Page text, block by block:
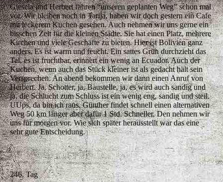
Giesela und Herbert fahren “unseren geplanten Weg” schon mal
vor. Wir bleiben noch in Tarija, haben wir doch gestern ein Cafe
mit leckerem Kuchen gesehen. Auch nehmen wir uns gerne ein
bisschen Zeit für die kleinen Städte. Sie hat einen Platz, mehrere
Kirchen und viele Geschäfte zu bieten. Hier ist Bolivien ganz
anders. Es ist warm und feucht. Ein sattes Grün durchzieht das
Tal, es ist fruchtbar, erinnert ein wenig an Ecuador. Auch der
Kuchen, wenn auch das Stück kleiner ist als gedacht hält sein
Versprechen. An abend bekommen wir dann einen Anruf von
Herbert. Ja, Schotter, ja, Baustelle, ja, es wird auch sandig und
ja, die Schlucht zum Schluss ist ein wenig eng, sandig und steil.
UUps, da bin ich raus. Günther findet schnell einen alternativen
Weg 50 km länger aber dafür 1 Std. Schneller. Den nehmen wir
uns für morgen vor. Wie sich später herausstellt war das eine
sehr gute Entscheidung.
246. Tag